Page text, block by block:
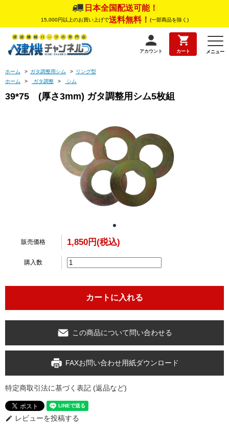
日本全国配送可能！
15,000円以上のお買い上げで送料無料！ (一部商品を除く)
アカウント カート メニュー
ホーム > ガタ調整用シム >
リング型
ホーム
> ガタ調整 > シム
39*75 (厚さ3mm) ガタ調整用シム5枚組
販売価格 1,850円(税込)
購入数
この商品について問い合わせる
FAXお問い合わせ用紙ダウンロード
特定商取引法に基づく表記 (返品など)
edit レビューを投稿する